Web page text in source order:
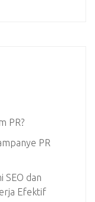
PR?
PR
SEO dan
Efektif